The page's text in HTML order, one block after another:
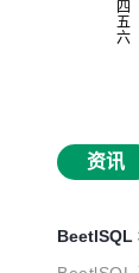
资讯
BeetlSQL